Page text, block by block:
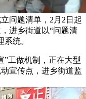
问题清单，2月2日起
进乡街道以“问题清
统。
工做机制，正在大型
宣传点，进乡街道监